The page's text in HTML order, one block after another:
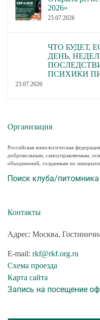
2026»
23.07.2026
ЧТО БУДЕТ,
ДЕНЬ,
ПСИХИКИ
23.07.2026
Организация
Российская кинологическая
добровольным, самоуправляемым,
объединений, созданным по
Поиск клуба/
Контакты
Адрес: Москва,
E-mail: rkf@rkf.org.ru
Схема проезда
Карта сайта
Запись на посещение